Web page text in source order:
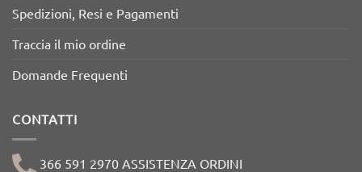
Spedizioni, Resi e Pagamenti
Traccia il mio ordine
Domande Frequenti
CONTATTI
366 591 2970 ASSISTENZA ORDINI